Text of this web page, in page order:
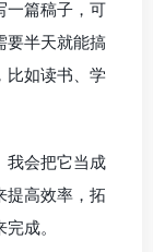
一篇稿子，可
要半天就能搞
比如读书、学
我会把它当成
提高效率，拓
成。